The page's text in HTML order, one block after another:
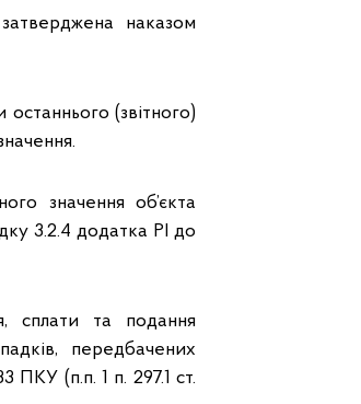
наказом
(звітного)
значення об’єкта
3.2.4 додатка РІ до
сплати та подання
передбачених
ПКУ (п.п. 1 п. 297.1 ст.